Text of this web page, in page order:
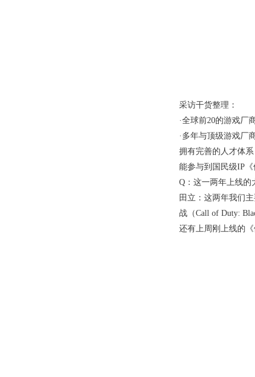
采访干货整理：
·全球前20的游戏厂
·多年与顶级游戏厂
拥有完善的人才体
能参与到国民级IP
Q：这一两年上线的
田立：这两年我们
战（Call of Duty:
还有上周刚上线的